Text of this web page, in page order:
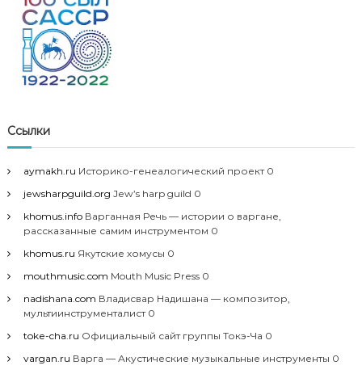
Ссылки
aymakh.ru Историко-генеалогический проект 0
jewsharpguild.org Jew’s harp guild 0
khomus.infoВарганная Речь — истории о варгане,
рассказанные самим инструментом 0
khomus.ru Якутские хомусы 0
mouthmusic.com Mouth Music Press 0
nadishana.com Владисвар Надишана — композитор,
мультиинструменталист 0
toke-cha.ru Официальный сайт группы Токэ-Ча 0
vargan.ru Варга — Акустические музыкальные инструменты 0